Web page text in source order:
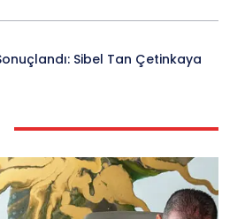
Sibel Tan Çetinkaya